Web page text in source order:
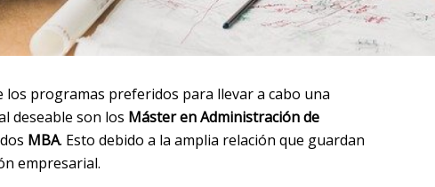
los programas preferidos para llevar a cabo una
deseable son los Máster en Administración de
MBA. Esto debido a la amplia relación que guardan
empresarial.